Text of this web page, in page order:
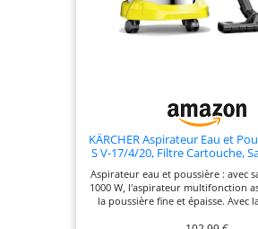
KÄRCHER Aspirateur Eau et
S V-17/4/20, Filtre Cartouche,
1000 W, Cuve en Acier
d'Aspiration : 2 m, Fonction
Suceur Sol/Fentes
Aspirateur eau et poussière : avec
1000 W, l'aspirateur multifonction
la poussière fine et épaisse. Avec